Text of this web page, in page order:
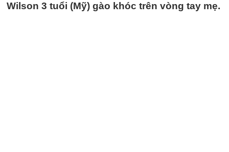
Wilson 3 tuổi (Mỹ) gào khóc trên vòng tay mẹ.